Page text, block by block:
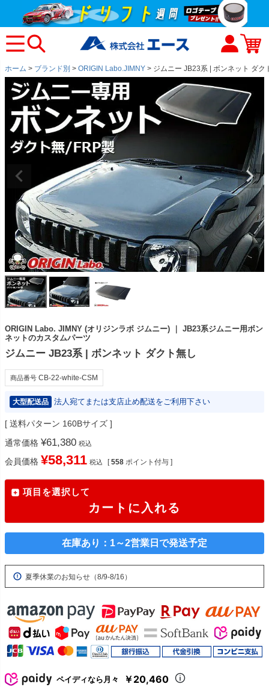
ホーム ブランド別 ORIGIN Labo.JIMNY ジムニー JB23系 | ボンネット ダク
ORIGIN Labo. JIMNY (オリジンラボ ジムニー) ｜ JB23系ジムニー用ボン
ネットのカスタムパーツ
ジムニー JB23系 | ボンネット ダクト無し
商品番号 CB-22-white-CSM
大型配送品 法人宛てまたは支店止め配送をご利用下さい
送料パターン 160Bサイズ
通常価格 ¥61,380 税込
会員価格 ¥58,311 税込 [ 558 ポイント付与 ]
項目を選択して
カートに入れる
在庫あり：1～2営業日で発送予定
夏季休業のお知らせ（8/9-8/16）
ペイディなら月々 ￥20,460